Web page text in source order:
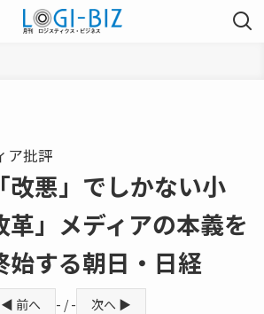
ア批評
改悪」でしかない小
」メディアの本義を
始する朝日・日経
◀ 前へ - / - 次へ ▶